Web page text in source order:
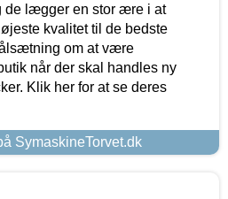
de lægger en stor ære i at
kvalitet til de bedste
om at være
når der skal handles ny
Klik her for at se deres
SymaskineTorvet.dk